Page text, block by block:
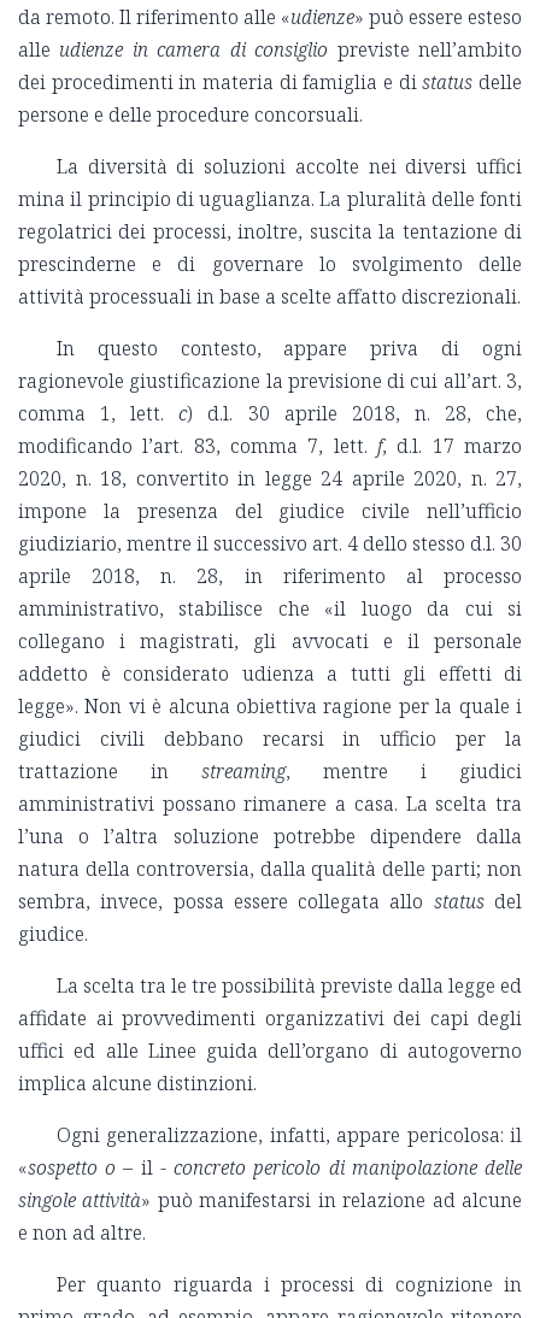
da remoto. Il riferimento alle «udienze» può essere esteso
alle udienze in camera di consiglio previste nell’ambito
dei procedimenti in materia di famiglia e distatus delle
persone e delle procedure concorsuali.
La diversità di soluzioni accolte nei diversi uffici
mina il principio di uguaglianza. La pluralità delle fonti
regolatrici dei processi, inoltre, suscita la tentazione di
prescinderne e di governare lo svolgimento delle
attività processuali in base a scelte affatto discrezionali.
In questo contesto, appare priva di ogni
ragionevole giustificazione la previsione di cui all’art. 3,
comma 1, lett.c) d.l. 30 aprile 2018, n. 28, che,
modificando l’art. 83, comma 7, lett. f, d.l. 17 marzo
2020, n. 18, convertito in legge 24 aprile 2020, n. 27,
impone la presenza del giudice civile nell’ufficio
giudiziario, mentre il successivo art. 4 dello stesso d.l. 30
aprile 2018, n. 28, in riferimento al processo
amministrativo, stabilisce che «il luogo da cui si
collegano i magistrati, gli avvocati e il personale
addetto è considerato udienza a tutti gli effetti di
legge». Non vi è alcuna obiettiva ragione per la quale i
giudici civili debbano recarsi in ufficio per la
trattazione in streaming, mentre i giudici
amministrativi possano rimanere a casa. La scelta tra
l’una o l’altra soluzione potrebbe dipendere dalla
natura della controversia, dalla qualità delle parti; non
sembra, invece, possa essere collegata allo statusdel
giudice.
La scelta tra le tre possibilità previste dalla legge ed
affidate ai provvedimenti organizzativi dei capi degli
uffici ed alle Linee guida dell’organo di autogoverno
implica alcune distinzioni.
Ogni generalizzazione, infatti, appare pericolosa: il
«sospetto o – il -concreto pericolo di manipolazione delle
singole attività» può manifestarsi in relazione ad alcune
e non ad altre.
Per quanto riguarda i processi di cognizione in